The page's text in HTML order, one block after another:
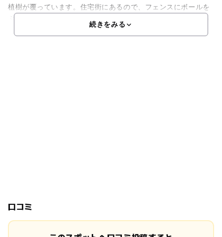
植樹が覆っています。住宅街にあるので、フェンスにボールを
続きをみる
口コミ